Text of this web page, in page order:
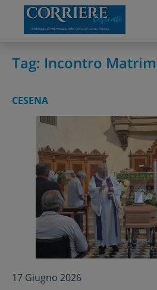
content
Tag: Incontro
CESENA
17 Giugno 2026